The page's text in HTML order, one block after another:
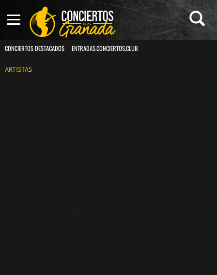
CONCIERTOS DESTACADOS ENTRADAS.CONCIERTOS.CLUB
ARTISTAS